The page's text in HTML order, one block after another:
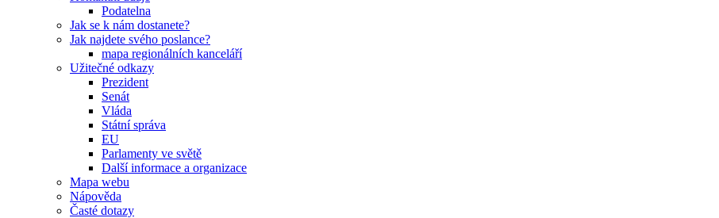
Podatelna
Jak se k nám dostanete?
Jak najdete svého poslance?
mapa regionálních kanceláří
Užitečné odkazy
Prezident
Senát
Vláda
Státní správa
EU
Parlamenty ve světě
Další informace a organizace
Mapa webu
Nápověda
Časté dotazy